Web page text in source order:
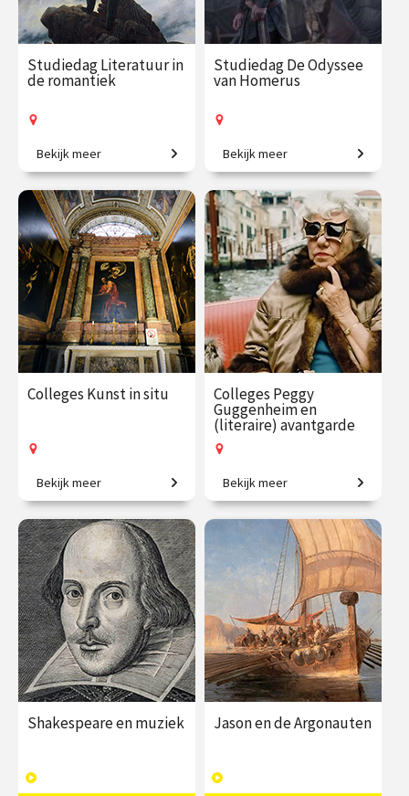
Studiedag Literatuur in
de romantiek
Een ontsnapping aan de
werkelijkheid.
€ 65.00 / €
90.00
vanaf 21
mrt.
Op locatie
Bekijk meer
Studiedag De Odyssee
van Homerus
Verken de wereld van
Homerus' epische verhalen.
€ 65.00 / €
90.00
vanaf 5
okt.
Op locatie
Bekijk meer
Colleges Kunst in situ
Kunstwerken in hun
oorspronkelijke context.
€ 195.00
vanaf 28
okt.
Op locatie
Bekijk meer
Colleges Peggy
Guggenheim en
(literaire) avantgarde
Van erfgename tot
invloedrijke
kunstverzamelaar.
€ 145.00
vanaf 22
sep.
Op locatie
Bekijk meer
Shakespeare en muziek Jason en de Argonauten